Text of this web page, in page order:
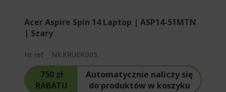
Acer Aspire Spin 14 Laptop | ASP14-51MTN
| Szary
Nr ref NX.KRUEP.005
750 zł
RABATU
Automatycznie naliczy się
do produktów w koszyku